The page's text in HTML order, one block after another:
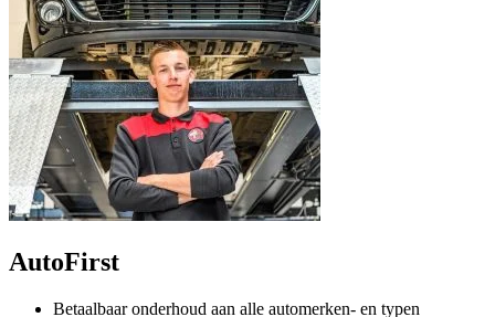
AutoFirst
Betaalbaar onderhoud aan alle automerken- en typen